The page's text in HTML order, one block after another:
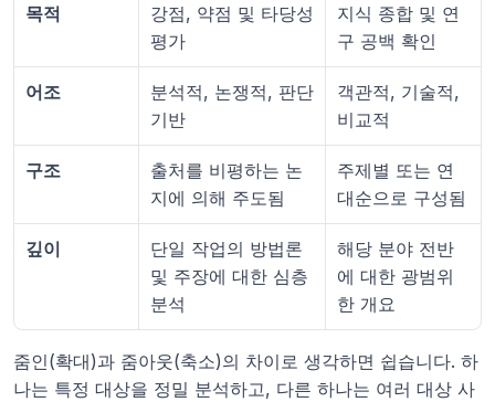
목적
강점, 약점 및 타당성
평가
지식 종합 및 연
구 공백 확인
어조
분석적, 논쟁적, 판단
기반
객관적, 기술적,
비교적
구조
출처를 비평하는 논
지에 의해 주도됨
주제별 또는 연
대순으로 구성됨
깊이
단일 작업의 방법론
및 주장에 대한 심층
분석
해당 분야 전반
에 대한 광범위
한 개요
줌인(확대)과 줌아웃(축소)의 차이로 생각하면 쉽습니다. 하
나는 특정 대상을 정밀 분석하고, 다른 하나는 여러 대상 사